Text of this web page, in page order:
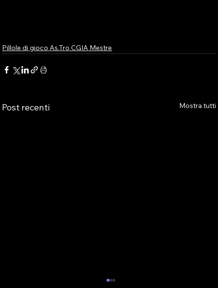
Pillole di gioco As.Tro CGIA Mestre
Post recenti Mostra tutti